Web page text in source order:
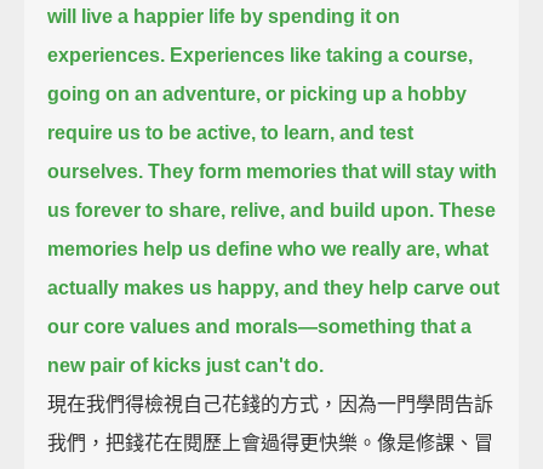
will live a happier life by spending it on
experiences. Experiences like taking a course,
going on an adventure, or picking up a hobby
require us to be active, to learn, and test
ourselves. They form memories that will stay with
us forever to share, relive, and build upon. These
memories help us define who we really are, what
actually makes us happy, and they help carve out
our core values and morals—something that a
new pair of kicks just can't do.
現在我們得檢視自己花錢的方式，因為一門學問告訴
我們，把錢花在閱歷上會過得更快樂。像是修課、冒